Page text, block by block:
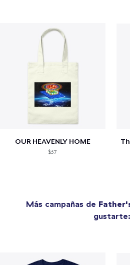
OUR HEAVENLY HOME
$37
Más campañas de
gustarte: